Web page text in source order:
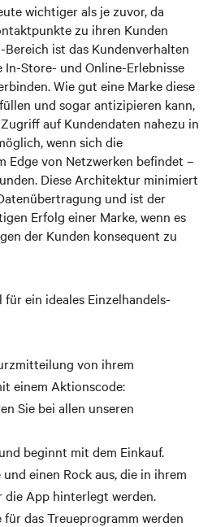
wichtiger als je zuvor, da
zu ihren Kunden
ist das Kundenverhalten
Store- und Online-Erlebnisse
Wie gut eine Marke diese
und sogar antizipieren kann,
auf Kundendaten nahezu in
wenn sich die
von Netzwerken befindet –
Diese Architektur minimiert
und ist der
Erfolg einer Marke, wenn es
der Kunden konsequent zu
ein ideales Einzelhandels-
von ihrem
einem Aktionscode:
Sie bei allen unseren
beginnt mit dem Einkauf.
einen Rock aus, die in ihrem
die App hinterlegt werden.
das Treueprogramm werden